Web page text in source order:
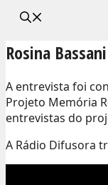
Rosina
A entrevista foi
Projeto Memória
entrevistas do
A Rádio Difusora